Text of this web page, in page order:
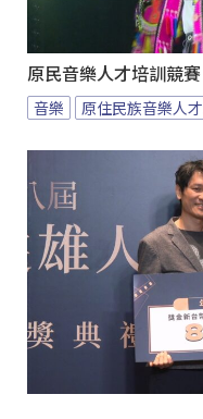
原民音樂人才培訓競
音樂 原住民族音樂人